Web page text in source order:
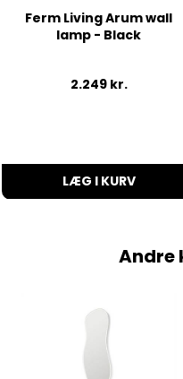
Ferm Living Arum wall
lamp - Black
2.249 kr.
LÆG I KURV
Andre